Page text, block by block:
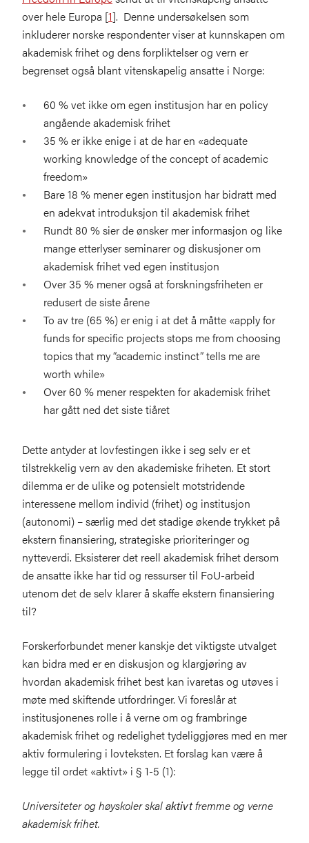
over hele Europa [1]. Denne undersøkelsen som
inkluderer norske respondenter viser at kunnskapen om
akademisk frihet og dens forpliktelser og vern er
begrenset også blant vitenskapelig ansatte i Norge:
60 % vet ikke om egen institusjon har en policy
angående akademisk frihet
35 % er ikke enige i at de har en «adequate
working knowledge of the concept of academic
freedom»
Bare 18 % mener egen institusjon har bidratt med
en adekvat introduksjon til akademisk frihet
Rundt 80 % sier de ønsker mer informasjon og like
mange etterlyser seminarer og diskusjoner om
akademisk frihet ved egen institusjon
Over 35 % mener også at forskningsfriheten er
redusert de siste årene
To av tre (65 %) er enig i at det å måtte «apply for
funds for specific projects stops me from choosing
topics that my “academic instinct” tells me are
worth while»
Over 60 % mener respekten for akademisk frihet
har gått ned det siste tiåret
Dette antyder at lovfestingen ikke i seg selv er et
tilstrekkelig vern av den akademiske friheten. Et stort
dilemma er de ulike og potensielt motstridende
interessene mellom individ (frihet) og institusjon
(autonomi) – særlig med det stadige økende trykket på
ekstern finansiering, strategiske prioriteringer og
nytteverdi. Eksisterer det reell akademisk frihet dersom
de ansatte ikke har tid og ressurser til FoU-arbeid
utenom det de selv klarer å skaffe ekstern finansiering
til?
Forskerforbundet mener kanskje det viktigste utvalget
kan bidra med er en diskusjon og klargjøring av
hvordan akademisk frihet best kan ivaretas og utøves i
møte med skiftende utfordringer. Vi foreslår at
institusjonenes rolle i å verne om og frambringe
akademisk frihet og redelighet tydeliggjøres med en mer
aktiv formulering i lovteksten. Et forslag kan være å
legge til ordet «aktivt» i § 1-5 (1):
Universiteter og høyskoler skalaktivtfremme og verne
akademisk frihet.